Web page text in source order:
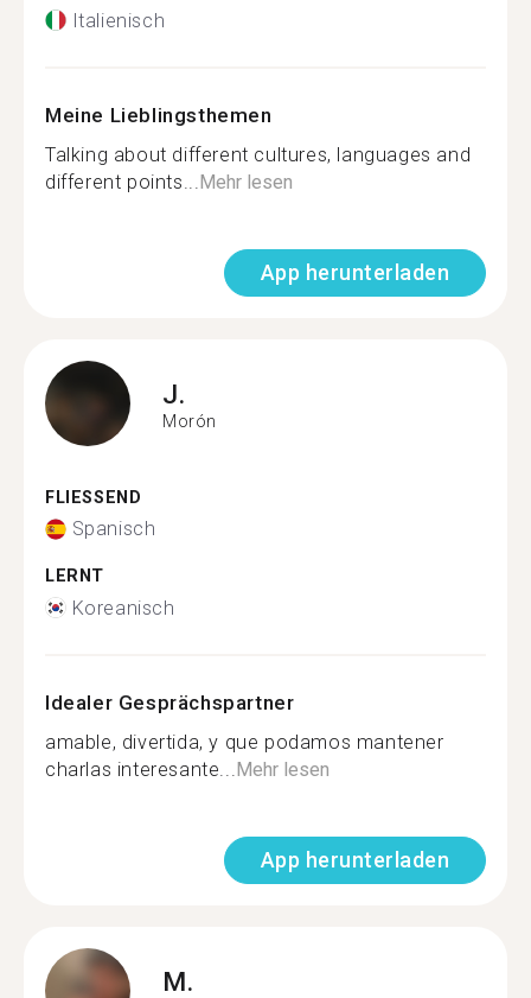
Italienisch
Meine Lieblingsthemen
Talking about different cultures, languages and
different points... Mehr lesen
App herunterladen
J.
Morón
FLIESSEND
Spanisch
LERNT
Koreanisch
Idealer Gesprächspartner
amable, divertida, y que podamos mantener
charlas interesante... Mehr lesen
App herunterladen
M.